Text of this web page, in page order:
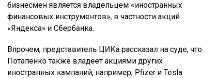
бизнесмен является владельцем «иностранных
финансовых инструментов», в частности акций
«Яндекса» и Сбербанка.
Впрочем, представитель ЦИКа рассказал на суде, что
Потапенко также владеет акциями других
иностранных кампаний, например, Pfizer и Tesla.